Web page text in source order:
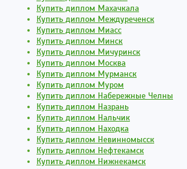
Купить диплом Махачкала
Купить диплом Междуреченск
Купить диплом Миасс
Купить диплом Минск
Купить диплом Мичуринск
Купить диплом Москва
Купить диплом Мурманск
Купить диплом Муром
Купить диплом Набережные Челны
Купить диплом Назрань
Купить диплом Нальчик
Купить диплом Находка
Купить диплом Невинномысск
Купить диплом Нефтекамск
Купить диплом Нижнекамск